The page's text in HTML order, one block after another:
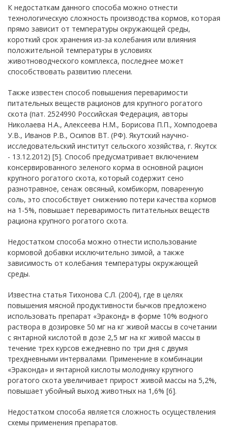
К недостаткам данного способа можно отнести
технологическую сложность производства кормов, которая
прямо зависит от температуры окружающей среды,
короткий срок хранения из-за колебания или влияния
положительной температуры в условиях
животноводческого комплекса, последнее может
способствовать развитию плесени.
Также известен способ повышения переваримости
питательных веществ рационов для крупного рогатого
скота (пат. 2524990 Российская Федерация, авторы
Николаева Н.А., Алексеева Н.М., Борисова П.П., Хомподоева
У.В., Иванов Р.В., Осипов ВТ. (РФ). Якутский научно-
исследовательский институт сельского хозяйства, г. Якутск
- 13.12.2012) [5]. Способ предусматривает включением
консервированного зеленого корма в основной рацион
крупного рогатого скота, который содержит сено
разнотравное, сенаж овсяный, комбикорм, поваренную
соль, это способствует снижению потери качества кормов
на 1-5%, повышает переваримость питательных веществ
рациона крупного рогатого скота.
Недостатком способа можно отнести использование
кормовой добавки исключительно зимой, а также
зависимость от колебания температуры окружающей
среды.
Известна статья Тихонова С.Л. (2004), где в целях
повышения мясной продуктивности бычков предложено
использовать препарат «Эраконд» в форме 10% водного
раствора в дозировке 50 мг на кг живой массы в сочетании
с янтарной кислотой в дозе 2,5 мг на кг живой массы в
течение трех курсов ежедневно по три дня с двумя
трехдневными интервалами. Применение в комбинации
«Эраконда» и янтарной кислоты молодняку крупного
рогатого скота увеличивает прирост живой массы на 5,2%,
повышает убойный выход животных на 1,6% [6].
Недостатком способа является сложность осуществления
схемы применения препаратов.